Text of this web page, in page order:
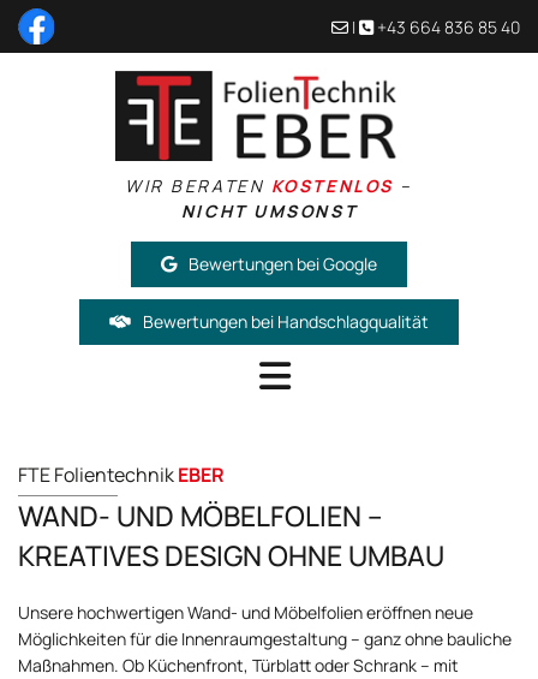
 |  +43 664 836 85 40
WIR BERATEN KOSTENLOS –
NICHT UMSONST
Bewertungen bei Google
Bewertungen bei Handschlagqualität
FTE FolientechnikEBER
WAND- UND MÖBELFOLIEN –
KREATIVES DESIGN OHNE UMBAU
Unsere hochwertigen Wand- und Möbelfolien eröffnen neue
Möglichkeiten für die Innenraumgestaltung – ganz ohne bauliche
Maßnahmen. Ob Küchenfront, Türblatt oder Schrank – mit